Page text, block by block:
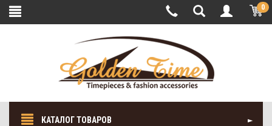
0
КАТАЛОГ ТОВАРОВ